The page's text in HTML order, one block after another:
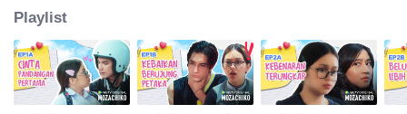
membuahkan hasil yang tidak diduga oleh siapapun: kini Chiko yang balik
mengejar cinta Moza.
Playlist